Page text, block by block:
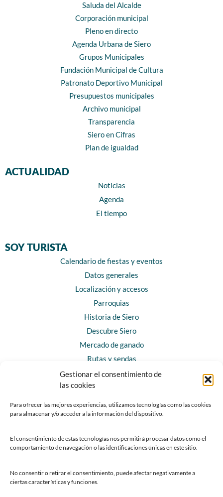
Gestionar el consentimiento de
las cookies
Para ofrecer las mejores experiencias, utilizamos tecnologías como las cookies
para almacenar y/o acceder a la información del dispositivo.
El consentimiento de estas tecnologías nos permitirá procesar datos como el
comportamiento de navegación o las identificaciones únicas en este sitio.
No consentir o retirar el consentimiento, puede afectar negativamente a
ciertas características y funciones.
Saluda del Alcalde
Corporación municipal
Pleno en directo
Agenda Urbana de Siero
Grupos Municipales
Fundación Municipal de Cultura
Patronato Deportivo Municipal
Presupuestos municipales
Archivo municipal
Transparencia
Siero en Cifras
Plan de igualdad
ACTUALIDAD
Noticias
Agenda
El tiempo
SOY TURISTA
Calendario de fiestas y eventos
Datos generales
Localización y accesos
Parroquias
Historia de Siero
Descubre Siero
Mercado de ganado
Rutas y sendas
Horarios y contacto
Teléfonos de interés
Chatbot Siero
SEDES ELECTRÓNICAS
Sede del Ayuntamiento de Siero